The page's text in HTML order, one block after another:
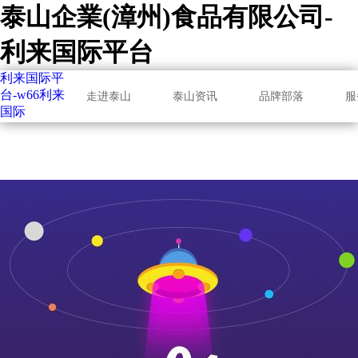
泰山企業(漳州)食品有限公司-
利来国际平台
利来国际平
台-w66利来
国际
走进泰山 泰山资讯 品牌部落